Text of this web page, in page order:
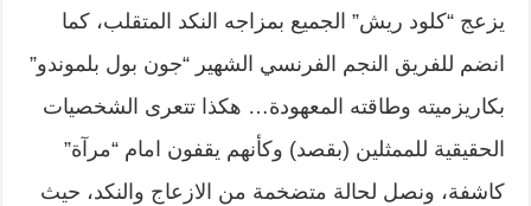
يزعج “كلود ريش” الجميع بمزاجه النكد المتقلب، كما
انضم للفريق النجم الفرنسي الشهير “جون بول بلموندو”
بكاريزميته وطاقته المعهودة… هكذا تتعرى الشخصيات
الحقيقية للممثلين (بقصد) وكأنهم يقفون امام “مرآة”
كاشفة، ونصل لحالة متضخمة من الازعاج والنكد، حيث